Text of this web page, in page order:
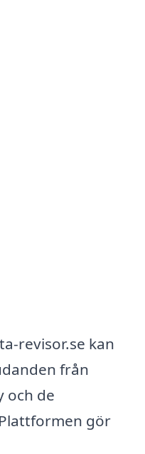
revisor.se kan
från
och de
gör